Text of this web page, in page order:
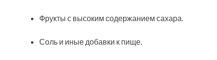
Фрукты с высоким содержанием сахара.
Соль и иные добавки к пище.